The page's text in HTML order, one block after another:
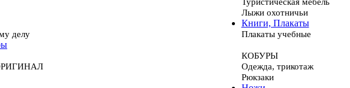
Лыжи охотничьи
Книги, Плакаты
делу
Плакаты учебные
КОБУРЫ
ОРИГИНАЛ
Одежда, трикотаж
Рюкзаки